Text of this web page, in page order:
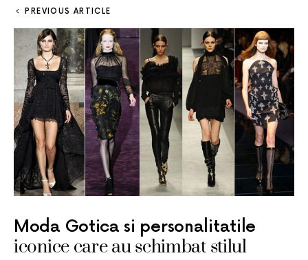
PREVIOUS ARTICLE
Moda Gotica si personalitatile
iconice care au schimbat stilul